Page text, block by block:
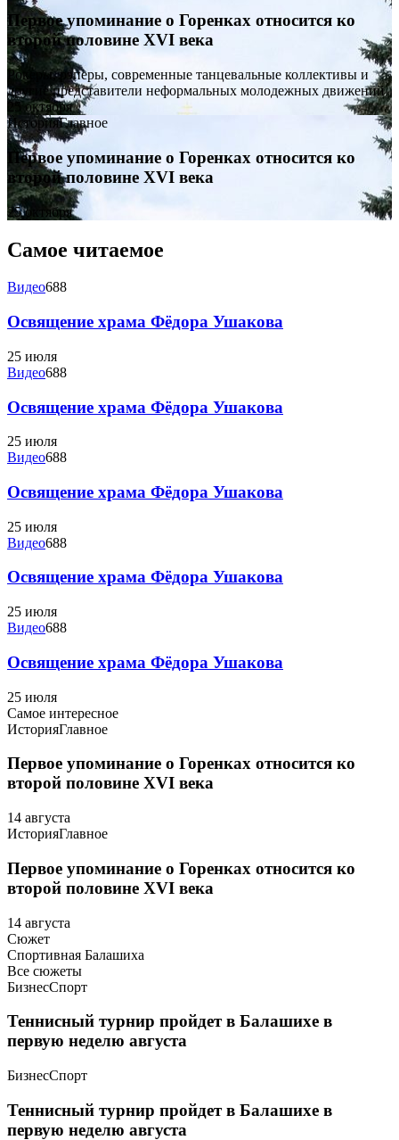
Первое упоминание о Горенках относится ко
второй половине XVI века
Рокеры, рэперы, современные танцевальные коллективы и
другие представители неформальных молодежных движений
25 октября
ИсторияГлавное
Первое упоминание о Горенках относится ко
второй половине XVI века
25 октября
Самое читаемое
Видео688
Освящение храма Фёдора Ушакова
25 июля
Видео688
Освящение храма Фёдора Ушакова
25 июля
Видео688
Освящение храма Фёдора Ушакова
25 июля
Видео688
Освящение храма Фёдора Ушакова
25 июля
Видео688
Освящение храма Фёдора Ушакова
25 июля
Самое интересное
ИсторияГлавное
Первое упоминание о Горенках относится ко
второй половине XVI века
14 августа
ИсторияГлавное
Первое упоминание о Горенках относится ко
второй половине XVI века
14 августа
Сюжет
Спортивная Балашиха
Все сюжеты
БизнесСпорт
Теннисный турнир пройдет в Балашихе в
первую неделю августа
БизнесСпорт
Теннисный турнир пройдет в Балашихе в
первую неделю августа